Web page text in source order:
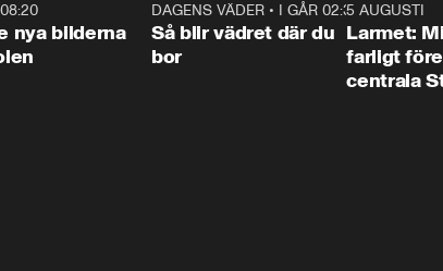
nya bilderna
1:06
DAGENS VÄDER • I GÅR 02:30
Så blir vädret där du
bor
5 AUGUSTI
Larmet:
farligt
centrala